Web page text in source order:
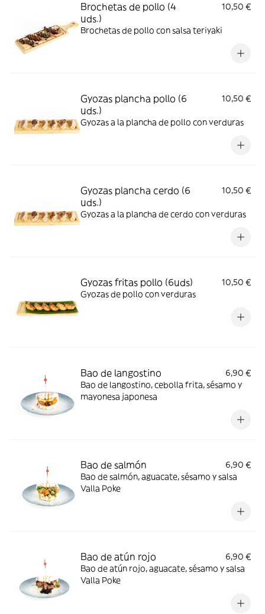
Brochetas de pollo (4
uds.)
10,50 €
Brochetas de pollo con salsa teriyaki
Gyozas plancha pollo (6
uds.)
10,50 €
Gyozas a la plancha de pollo con verduras
Gyozas plancha cerdo (6
uds.)
10,50 €
Gyozas a la plancha de cerdo con verduras
Gyozas fritas pollo (6uds)
10,50 €
Gyozas de pollo con verduras
Bao de langostino
6,90 €
Bao de langostino, cebolla frita, sésamo y
mayonesa japonesa
Bao de salmón
6,90 €
Bao de salmón, aguacate, sésamo y salsa
Valla Poke
Bao de atún rojo
6,90 €
Bao de atún rojo, aguacate, sésamo y salsa
Valla Poke